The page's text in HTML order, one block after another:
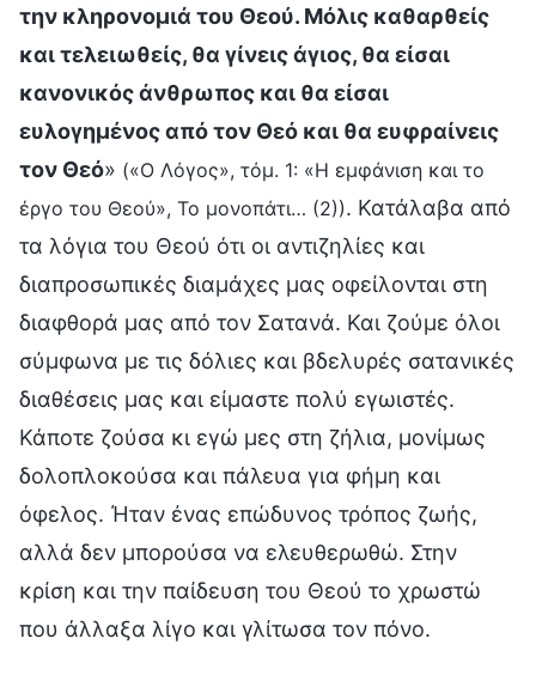
την κληρονομιά του Θεού. Μόλις καθαρθείς
και τελειωθείς, θα γίνεις άγιος, θα είσαι
κανονικός άνθρωπος και θα είσαι
ευλογημένος από τον Θεό και θα ευφραίνεις
τον Θεό» («Ο Λόγος», τόμ. 1: «Η εμφάνιση και το
έργο του Θεού», Το μονοπάτι… (2)). Κατάλαβα από
τα λόγια του Θεού ότι οι αντιζηλίες και
διαπροσωπικές διαμάχες μας οφείλονται στη
διαφθορά μας από τον Σατανά. Και ζούμε όλοι
σύμφωνα με τις δόλιες και βδελυρές σατανικές
διαθέσεις μας και είμαστε πολύ εγωιστές.
Κάποτε ζούσα κι εγώ μες στη ζήλια, μονίμως
δολοπλοκούσα και πάλευα για φήμη και
όφελος. Ήταν ένας επώδυνος τρόπος ζωής,
αλλά δεν μπορούσα να ελευθερωθώ. Στην
κρίση και την παίδευση του Θεού το χρωστώ
που άλλαξα λίγο και γλίτωσα τον πόνο.